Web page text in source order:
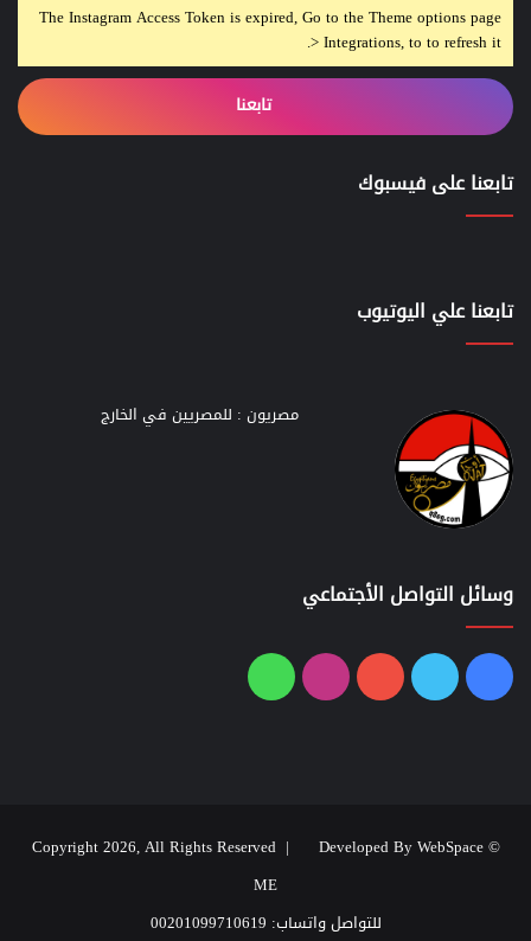
The Instagram Access Token is expired, Go to the Theme options page
> Integrations, to to refresh it.
تابعنا
تابعنا على فيسبوك
تابعنا علي اليوتيوب
مصريون : للمصريين في الخارج
وسائل التواصل الأجتماعي
فيسبوك
تويتر يوتيوبانستقرامواتساب
© Copyright 2026, All Rights Reserved |
Developed By WebSpace
ME
للتواصل واتساب: 00201099710619